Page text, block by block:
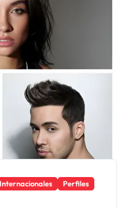
Internacionales
Perfiles